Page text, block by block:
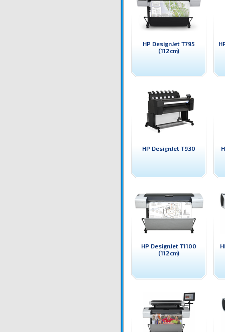
HP DesignJet T795
(112cm)
HP DesignJet T930
HP DesignJet T1100
(112cm)